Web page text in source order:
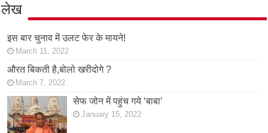
लेख
इस बार चुनाव में उलट फेर के मायने!
March 11, 2022
औरत बिकती है,बोलो खरीदोगे ?
March 7, 2022
सेफ जोन में पहुंच गये ‘बाबा’
January 15, 2022